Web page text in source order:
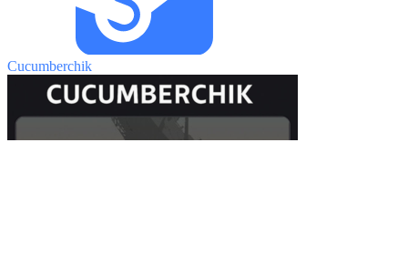
Cucumberchik